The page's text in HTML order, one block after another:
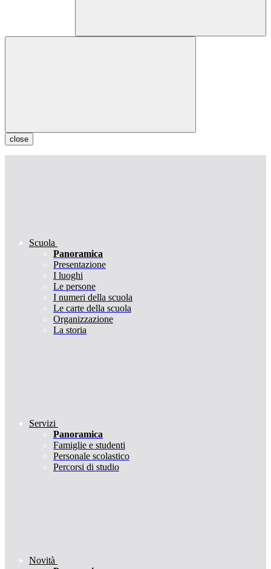
close
Scuola
Panoramica
Presentazione
I luoghi
Le persone
I numeri della scuola
Le carte della scuola
Organizzazione
La storia
Servizi
Panoramica
Famiglie e studenti
Personale scolastico
Percorsi di studio
Novità